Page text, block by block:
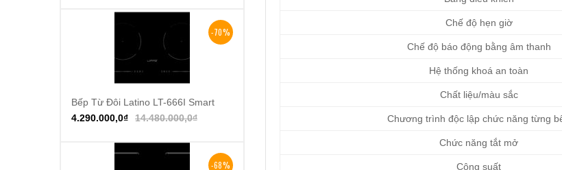
Chế độ hẹn giờ
Chế độ báo động bằng âm thanh
Hệ thống khoá an toàn
Chất liệu/màu sắc
Chương trình độc lập chức năng từng
Chức năng tắt mở
Công suất
-70%
Thêm vào giỏ hàng
Bếp Từ Đôi Latino LT-666I Smart
14.480.000,0₫
4.290.000,0₫
-68%